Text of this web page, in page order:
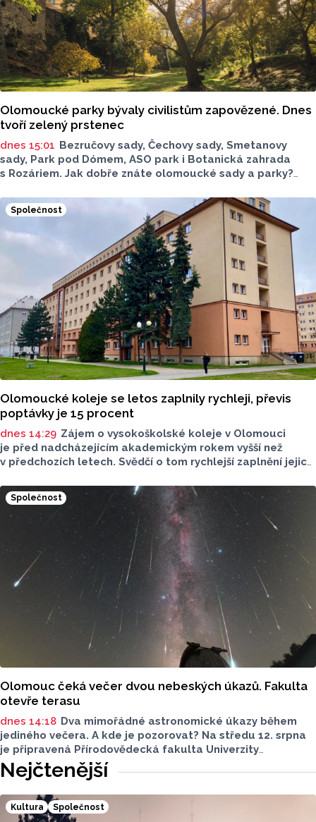
Olomoucké parky bývaly civilistům zapovězené. Dnes
tvoří zelený prstenec
dnes 15:01 Bezručovy sady, Čechovy sady, Smetanovy
sady, Park pod Dómem, ASO park i Botanická zahrada
s Rozáriem. Jak dobře znáte olomoucké sady a parky?
které v nich jsou. Vždy tomu tak ale nebylo.
Společnost
Olomoucké koleje se letos zaplnily rychleji, převis
poptávky je 15 procent
dnes 14:29 Zájem o vysokoškolské koleje v Olomouci
je před nadcházejícím akademickým rokem vyšší než
v předchozích letech. Svědčí o tom rychlejší zaplnění jejich
ČTK mluvčí Univerzity Palackého (UP) v Olomouci Egon
Havrlant. Celková kapacita lůžek na kolejích je letos
zhruba 4300, o dalších přibližně 500 míst se tento počet
navýší příští rok po přestavbě bloku kolejí J. L. Fischera,
doplnil mluvčí.
Společnost
Olomouc čeká večer dvou nebeských úkazů. Fakulta
otevře terasu
dnes 14:18 Dva mimořádné astronomické úkazy během
jediného večera. A kde je pozorovat? Na středu 12. srpna
je připravená Přírodovědecká fakulta Univerzity
Palackého i město Přerov. V Olomouci se otevře terasa,
v Přerově Hvězdárna. Na obou místech bude možné
pohlédnout na slunce speciální technikou.
Nejčtenější
Kultura Společnost